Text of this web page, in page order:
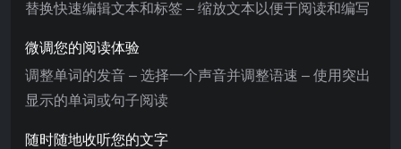
替换快速编辑文本和标签 – 缩放文本以便于阅读和编写
微调您的阅读体验
调整单词的发音 – 选择一个声音并调整语速 – 使用突出
显示的单词或句子阅读
随时随地收听您的文字